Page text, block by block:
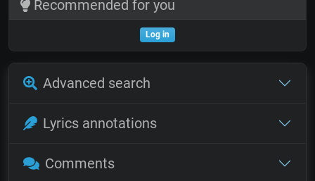
Recommended for you
Log in
Advanced search
Lyrics annotations
Comments